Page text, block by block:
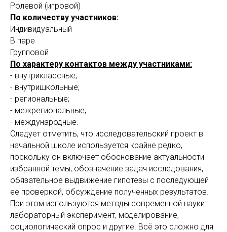
Ролевой (игровой)
По количеству участников:
Индивидуальный
В паре
Групповой
По характеру контактов между участниками:
- внутриклассные;
- внутришкольные;
- региональные;
- межрегиональные;
- международные.
Следует отметить, что исследовательский проект в
начальной школе используется крайне редко,
поскольку он включает обоснование актуальности
избранной темы, обозначение задач исследования,
обязательное выдвижение гипотезы с последующей
ее проверкой, обсуждение полученных результатов.
При этом используются методы современной науки:
лабораторный эксперимент, моделирование,
социологический опрос и другие. Всё это сложно для